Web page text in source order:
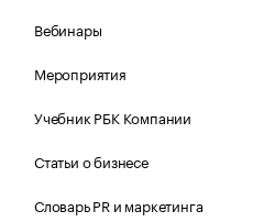
Вебинары
Мероприятия
Учебник РБК Компании
Статьи о бизнесе
Словарь PR и маркетинга